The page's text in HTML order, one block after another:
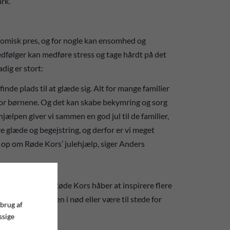
pres, og for nogle kan ensomhed og
kan medføre stress og tage hårdt på det
er stort:
plads til at glæde sig. Alt for mange familier
børnene. Og det kan skabe bekymring og sorg
giver vi sammen en god jul til de familier,
glæde og begejstring, og derfor er vi meget
om Røde Kors’ julehjælp, siger Anders
Cola og Røde Kors håber at inspirere flere
at hjælpe en ven i nød eller være til stede for
af